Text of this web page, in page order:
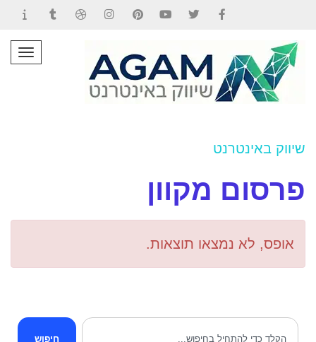
שיווק באינטרנט
פרסום מקוון
אופס, לא נמצאו תוצאות.
חיפוש